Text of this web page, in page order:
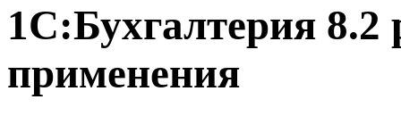
1С:Бухгалтерия 8.2
применения